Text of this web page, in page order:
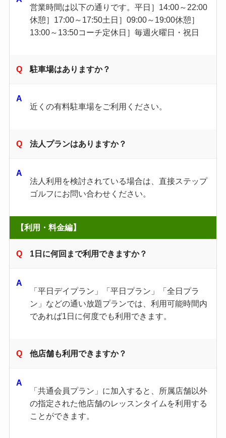
営業時間は以下の通りです。平日］14:00～22:00
休憩］17:00～17:50土日］09:00～19:00休憩］
13:00～13:50コーチ定休日］毎週火曜日・祝日
駐車場はありますか？
近くの有料駐車場をご利用ください。
法人プランはありますか？
法人利用を検討されている場合は、直接ステップ
ゴルフにお問い合わせください。
【利用・料金編】
1日に何回まで利用できますか？
「平日デイプラン」「平日プラン」「全日プラ
ン」などの通い放題プランでは、利用可能時間内
であれば1日に何度でも利用できます。 ​
他店舗も利用できますか？
「共通会員プラン」に加入すると、所属店舗以外
の指定された他店舗のレッスンタイムを利用する
ことができます。